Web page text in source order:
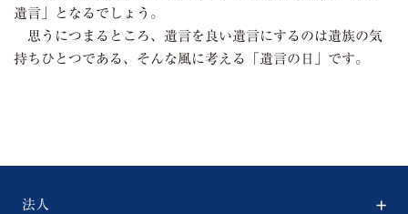
遺言」となるでしょう。
思うにつまるところ、遺言を良い遺言にするのは遺族の気
持ちひとつである、そんな風に考える「遺言の日」です。
法人